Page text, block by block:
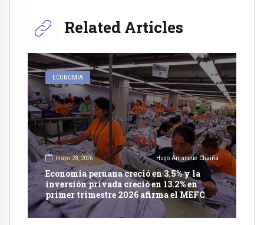
Related Articles
ECONOMÍA
mayo 28, 2026 Hugo Amanque Chaiña
Economia peruana creció en 3.5% y la
inversión privada creció en 13.2% en
primer trimestre 2026 afirma el MEFC